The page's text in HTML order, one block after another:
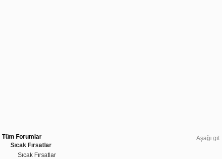
Aşağı git
Tüm Forumlar
Sıcak Fırsatlar
Sıcak Fırsatlar